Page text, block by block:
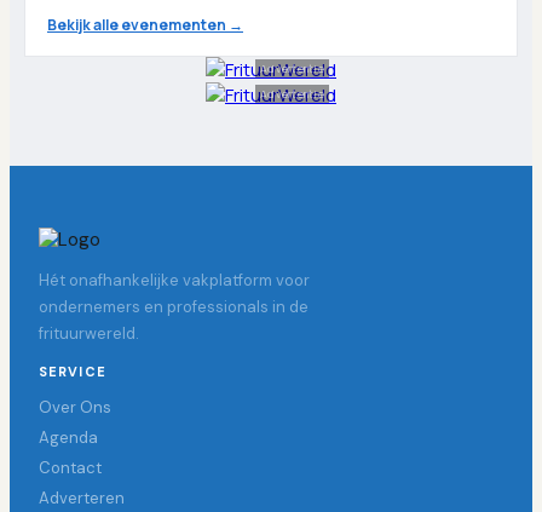
Bekijk alle evenementen →
Advertentie
Advertentie
Hét onafhankelijke vakplatform voor
ondernemers en professionals in de
frituurwereld.
SERVICE
Over Ons
Agenda
Contact
Adverteren